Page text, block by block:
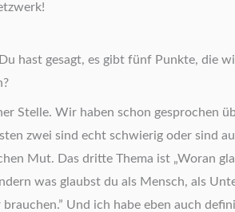
hast gesagt, es gibt fünf Punkte, die
Stelle. Wir haben schon
zwei sind echt schwierig oder sind
Mut. Das dritte Thema ist „Woran
was glaubst du als Mensch, als
Und ich habe eben auch